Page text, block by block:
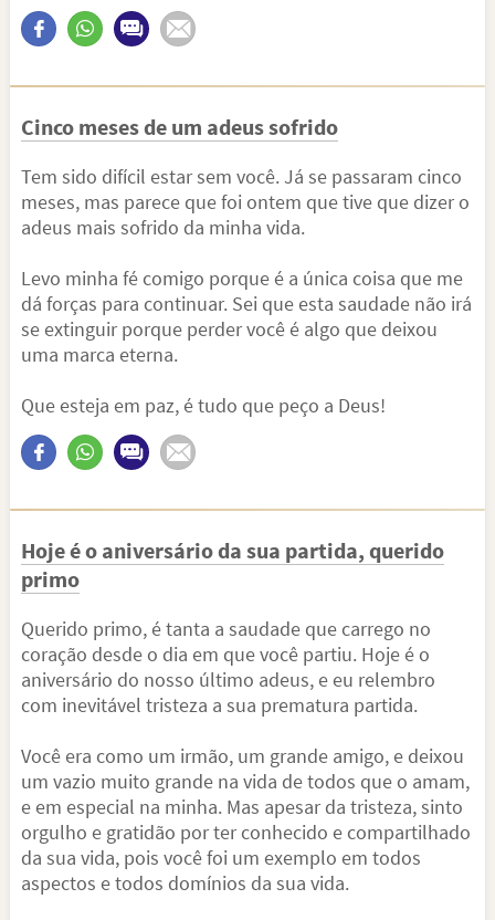
Cinco meses de um adeus sofrido
Tem sido difícil estar sem você. Já se passaram cinco
meses, mas parece que foi ontem que tive que dizer o
adeus mais sofrido da minha vida.
Levo minha fé comigo porque é a única coisa que me
dá forças para continuar. Sei que esta saudade não irá
se extinguir porque perder você é algo que deixou
uma marca eterna.
Que esteja em paz, é tudo que peço a Deus!
Hoje é o aniversário da sua partida, querido
primo
Querido primo, é tanta a saudade que carrego no
coração desde o dia em que você partiu. Hoje é o
aniversário do nosso último adeus, e eu relembro
com inevitável tristeza a sua prematura partida.
Você era como um irmão, um grande amigo, e deixou
um vazio muito grande na vida de todos que o amam,
e em especial na minha. Mas apesar da tristeza, sinto
orgulho e gratidão por ter conhecido e compartilhado
da sua vida, pois você foi um exemplo em todos
aspectos e todos domínios da sua vida.